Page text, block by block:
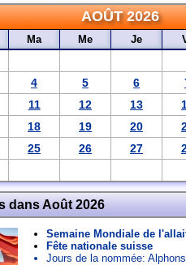
AOÛT 2026
Ma Me Je
4 5 6
11 12 13
18 19 20
25 26 27
dans Août 2026
Semaine Mondiale de
Fête nationale suisse
Jours de la nommée: